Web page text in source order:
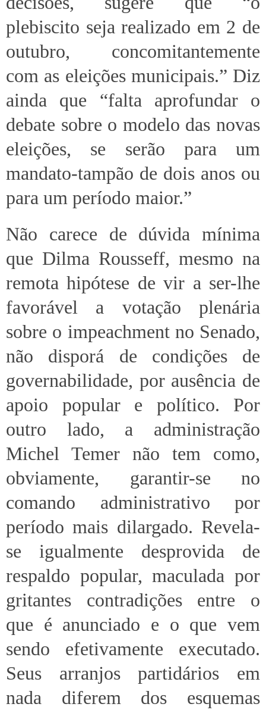
plebiscito seja realizado em 2 de
outubro, concomitantemente
com as eleições municipais.” Diz
ainda que “falta aprofundar o
debate sobre o modelo das novas
eleições, se serão para um
mandato-tampão de dois anos ou
para um período maior.”
Não carece de dúvida mínima
que Dilma Rousseff, mesmo na
remota hipótese de vir a ser-lhe
favorável a votação plenária
sobre o impeachment no Senado,
não disporá de condições de
governabilidade, por ausência de
apoio popular e político. Por
outro lado, a administração
Michel Temer não tem como,
obviamente, garantir-se no
comando administrativo por
período mais dilargado. Revela-
se igualmente desprovida de
respaldo popular, maculada por
gritantes contradições entre o
que é anunciado e o que vem
sendo efetivamente executado.
Seus arranjos partidários em
nada diferem dos esquemas